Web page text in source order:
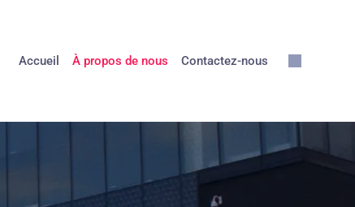
Accueil À propos de nous Contactez-nous